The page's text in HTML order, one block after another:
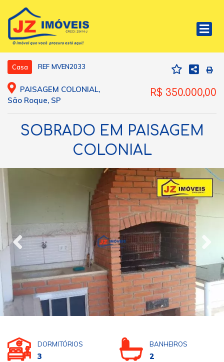
Casa REF MVEN2033
PAISAGEM COLONIAL,
São Roque, SP
R$ 350.000,00
SOBRADO EM PAISAGEM
COLONIAL
DORMITÓRIOS
3
BANHEIROS
2